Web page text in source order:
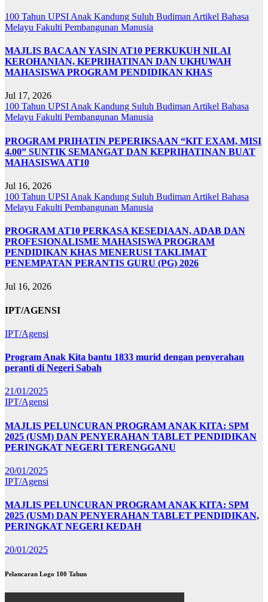
100 Tahun UPSI Anak Kandung Suluh Budiman Artikel Bahasa
Melayu Fakulti Pembangunan Manusia
MAJLIS BACAAN YASIN AT10 PERKUKUH NILAI
KEROHANIAN, KEPRIHATINAN DAN UKHUWAH
MAHASISWA PROGRAM PENDIDIKAN KHAS
Jul 17, 2026
100 Tahun UPSI Anak Kandung Suluh Budiman Artikel Bahasa
Melayu Fakulti Pembangunan Manusia
PROGRAM PRIHATIN PEPERIKSAAN “KIT EXAM, MISI
4.00” SUNTIK SEMANGAT DAN KEPRIHATINAN BUAT
MAHASISWA AT10
Jul 16, 2026
100 Tahun UPSI Anak Kandung Suluh Budiman Artikel Bahasa
Melayu Fakulti Pembangunan Manusia
PROGRAM AT10 PERKASA KESEDIAAN, ADAB DAN
PROFESIONALISME MAHASISWA PROGRAM
PENDIDIKAN KHAS MENERUSI TAKLIMAT
PENEMPATAN PERANTIS GURU (PG) 2026
Jul 16, 2026
IPT/AGENSI
IPT/Agensi
Program Anak Kita bantu 1833 murid dengan penyerahan
peranti di Negeri Sabah
21/01/2025
IPT/Agensi
MAJLIS PELUNCURAN PROGRAM ANAK KITA: SPM
2025 (USM) DAN PENYERAHAN TABLET PENDIDIKAN
PERINGKAT NEGERI TERENGGANU
20/01/2025
IPT/Agensi
MAJLIS PELUNCURAN PROGRAM ANAK KITA: SPM
2025 (USM) DAN PENYERAHAN TABLET PENDIDIKAN,
PERINGKAT NEGERI KEDAH
20/01/2025
Pelancaran Logo 100 Tahun